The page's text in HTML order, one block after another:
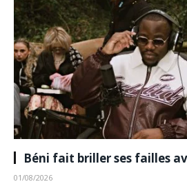
Béni fait briller ses failles
01/08/2026